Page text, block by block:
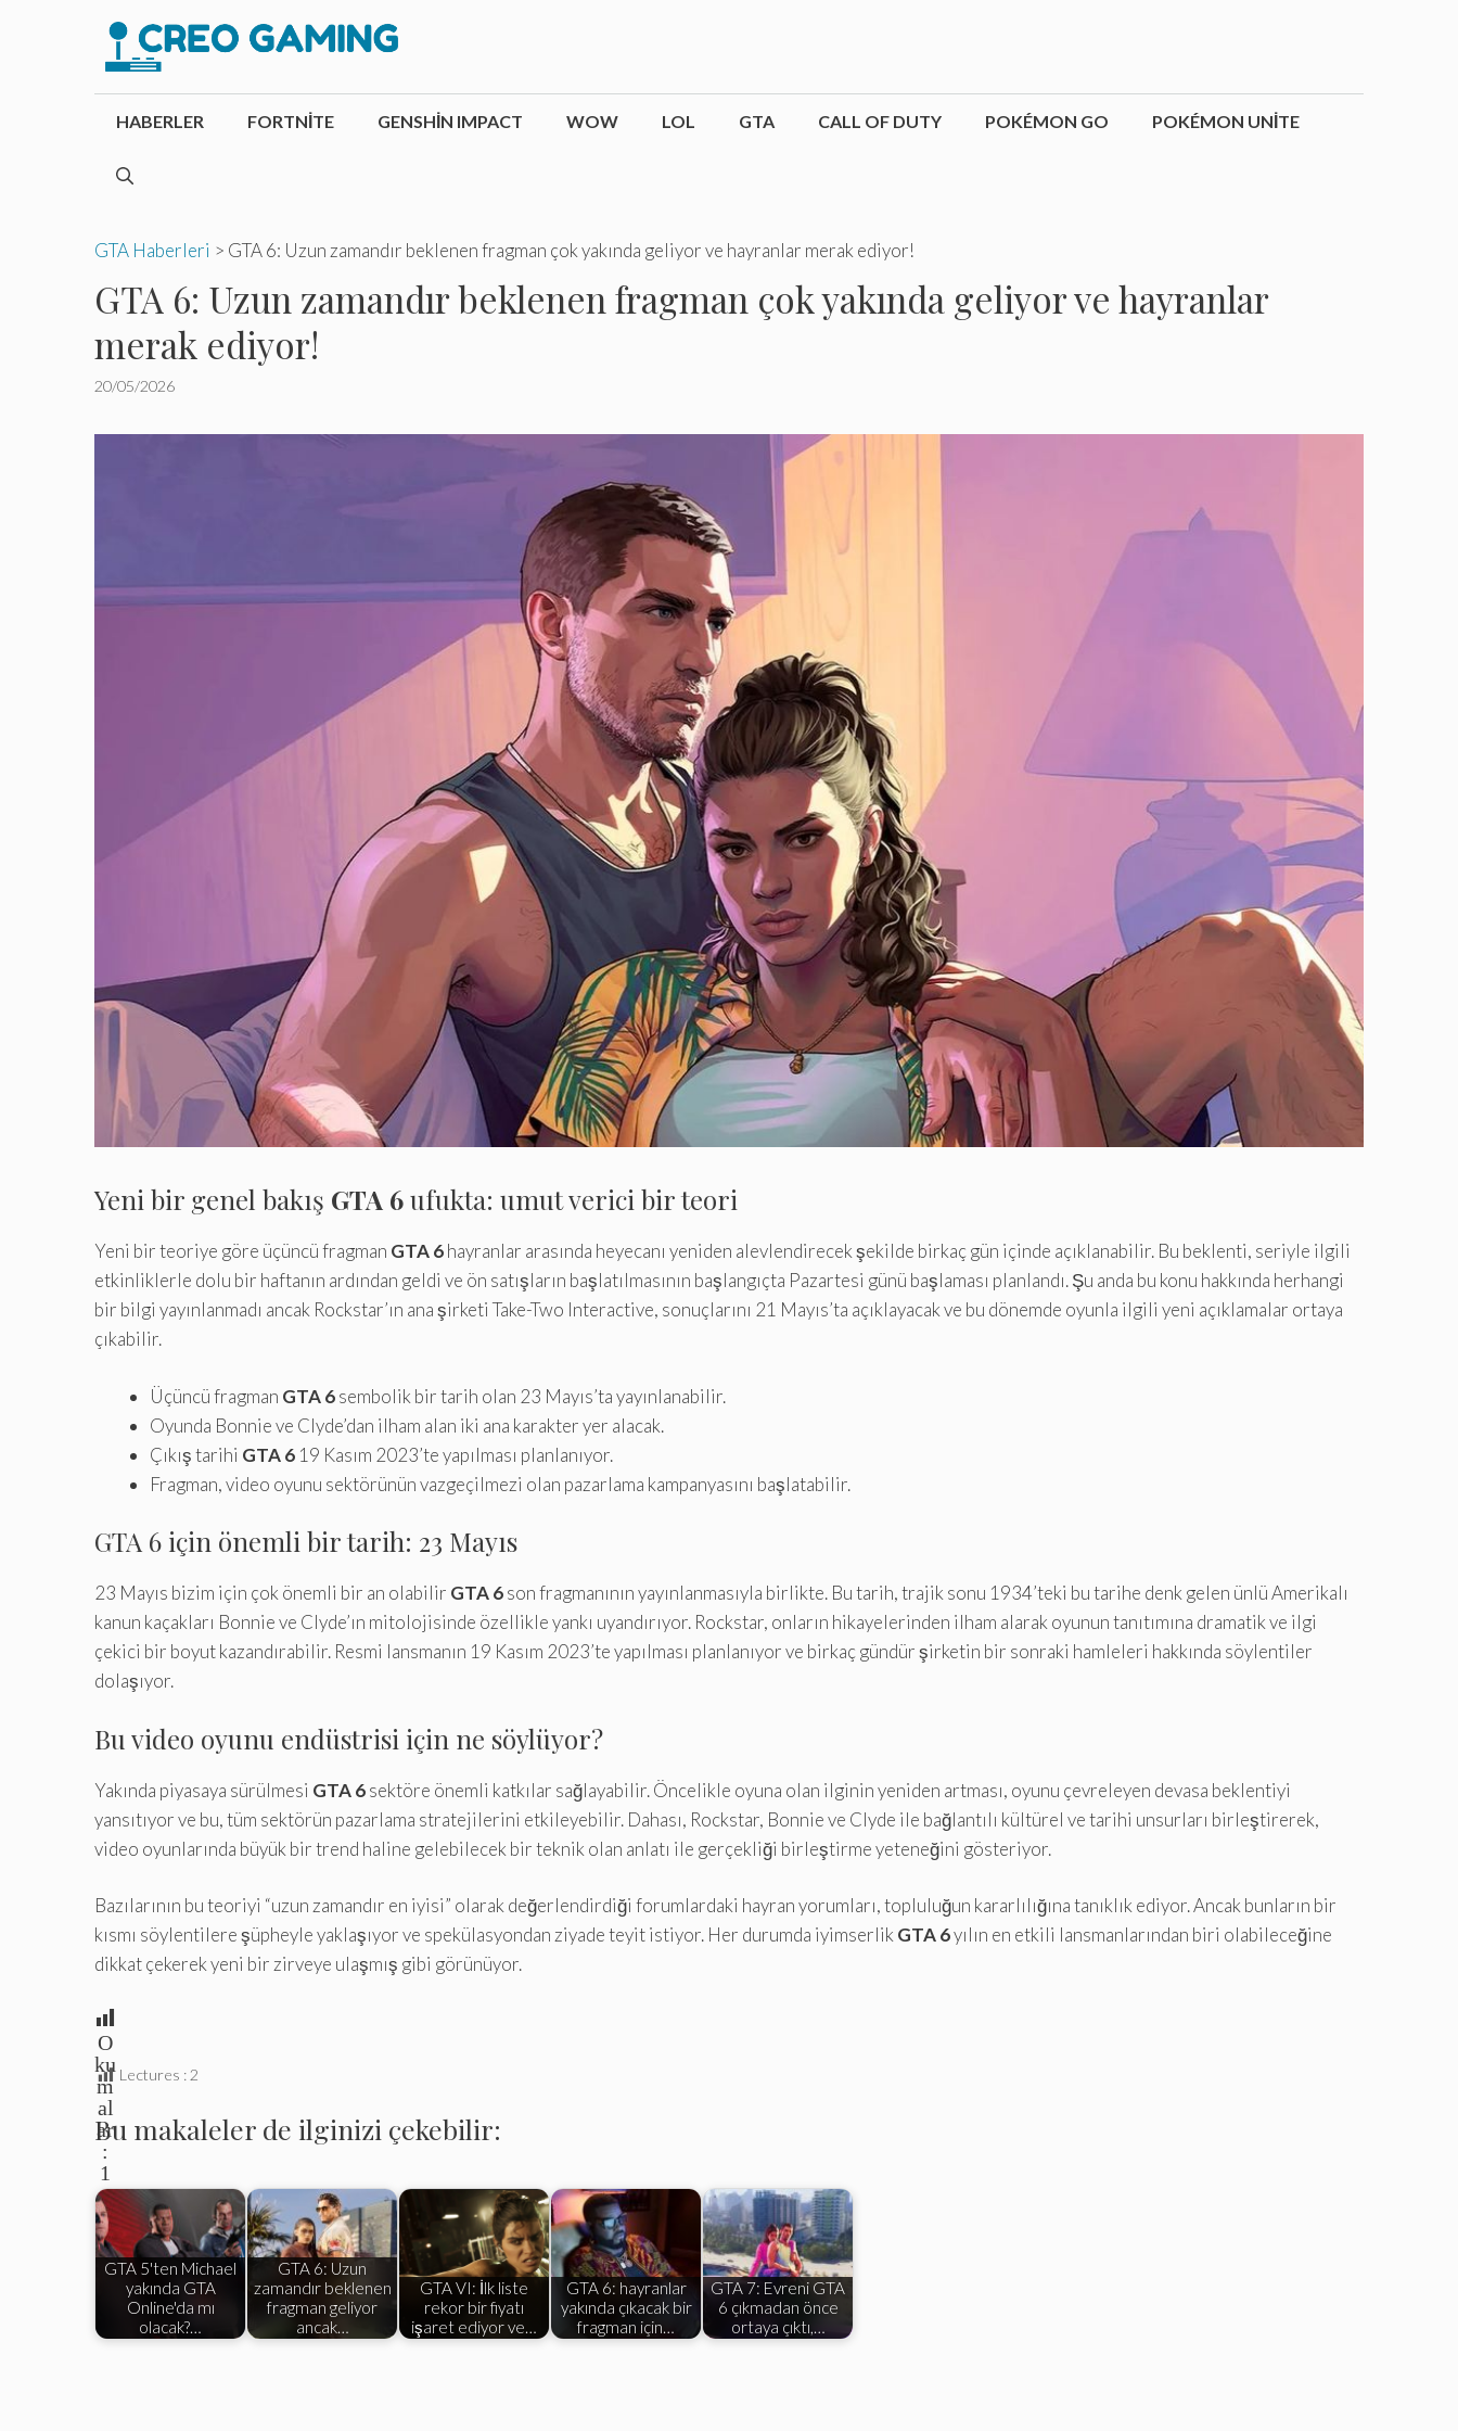
HABERLER FORTNITE GENSHIN IMPACT WOW LOL GTA CALL OF DUTY POKÉMON GO POKÉMON UNITE
GTA Haberleri > GTA 6: Uzun zamandır beklenen fragman çok yakında geliyor ve hayranlar merak ediyor!
GTA 6: Uzun zamandır beklenen fragman çok yakında geliyor ve hayranlar
merak ediyor!
20/05/2026
Yeni bir genel bakış GTA 6ufukta: umut verici bir teori
Yeni bir teoriye göre üçüncü fragman GTA 6hayranlar arasında heyecanı yeniden alevlendirecek şekilde birkaç gün içinde açıklanabilir. Bu beklenti, seriyle ilgili
etkinliklerle dolu bir haftanın ardından geldi ve ön satışların başlatılmasının başlangıçta Pazartesi günü başlaması planlandı. Şu anda bu konu hakkında herhangi
bir bilgi yayınlanmadı ancak Rockstar’ın ana şirketi Take-Two Interactive, sonuçlarını 21 Mayıs’ta açıklayacak ve bu dönemde oyunla ilgili yeni açıklamalar ortaya
çıkabilir.
Üçüncü fragman GTA 6sembolik bir tarih olan 23 Mayıs’ta yayınlanabilir.
Oyunda Bonnie ve Clyde’dan ilham alan iki ana karakter yer alacak.
Çıkış tarihi GTA 6 19 Kasım 2023’te yapılması planlanıyor.
Fragman, video oyunu sektörünün vazgeçilmezi olan pazarlama kampanyasını başlatabilir.
GTA 6 için önemli bir tarih: 23 Mayıs
23 Mayıs bizim için çok önemli bir an olabilir GTA 6son fragmanının yayınlanmasıyla birlikte. Bu tarih, trajik sonu 1934’teki bu tarihe denk gelen ünlü Amerikalı
kanun kaçakları Bonnie ve Clyde’ın mitolojisinde özellikle yankı uyandırıyor. Rockstar, onların hikayelerinden ilham alarak oyunun tanıtımına dramatik ve ilgi
çekici bir boyut kazandırabilir. Resmi lansmanın 19 Kasım 2023’te yapılması planlanıyor ve birkaç gündür şirketin bir sonraki hamleleri hakkında söylentiler
dolaşıyor.
Bu video oyunu endüstrisi için ne söylüyor?
Yakında piyasaya sürülmesi GTA 6sektöre önemli katkılar sağlayabilir. Öncelikle oyuna olan ilginin yeniden artması, oyunu çevreleyen devasa beklentiyi
yansıtıyor ve bu, tüm sektörün pazarlama stratejilerini etkileyebilir. Dahası, Rockstar, Bonnie ve Clyde ile bağlantılı kültürel ve tarihi unsurları birleştirerek,
video oyunlarında büyük bir trend haline gelebilecek bir teknik olan anlatı ile gerçekliği birleştirme yeteneğini gösteriyor.
Bazılarının bu teoriyi “uzun zamandır en iyisi” olarak değerlendirdiği forumlardaki hayran yorumları, topluluğun kararlılığına tanıklık ediyor. Ancak bunların bir
kısmı söylentilere şüpheyle yaklaşıyor ve spekülasyondan ziyade teyit istiyor. Her durumda iyimserlik GTA 6yılın en etkili lansmanlarından biri olabileceğine
dikkat çekerek yeni bir zirveye ulaşmış gibi görünüyor.
O
ku
m
al
ar
:
1
Lectures : 2
Bu makaleler de ilginizi çekebilir:
GTA 5'ten Michael
yakında GTA
Online'da mı
olacak?…
GTA 6: Uzun
zamandır beklenen
fragman geliyor
ancak…
GTA VI: İlk liste
rekor bir fiyatı
işaret ediyor ve…
GTA 6: hayranlar
yakında çıkacak bir
fragman için…
GTA 7: Evreni GTA
6 çıkmadan önce
ortaya çıktı,…